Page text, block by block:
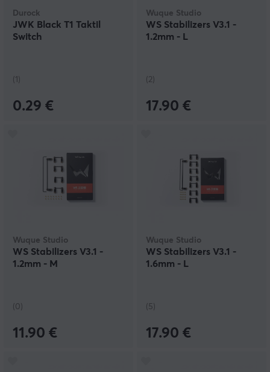
Durock
JWK Black T1 Taktil
Switch
(1)
0.29 €
Wuque Studio
WS Stabilizers V3.1 -
1.2mm - L
(2)
17.90 €
Wuque Studio
WS Stabilizers V3.1 -
1.2mm - M
(0)
11.90 €
Wuque Studio
WS Stabilizers V3.1 -
1.6mm - L
(5)
17.90 €